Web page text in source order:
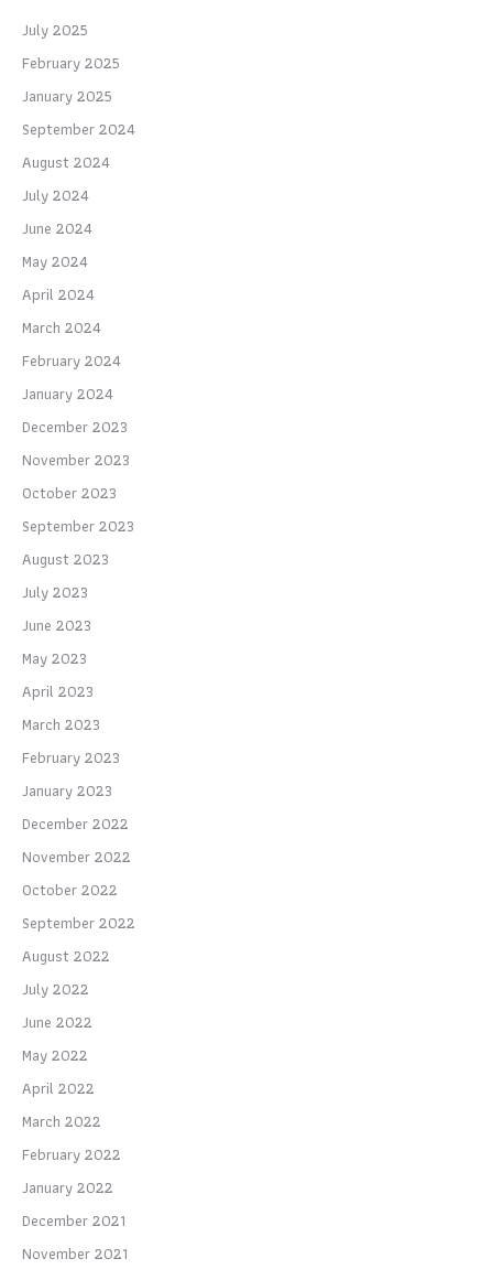
July 2025
February 2025
January 2025
September 2024
August 2024
July 2024
June 2024
May 2024
April 2024
March 2024
February 2024
January 2024
December 2023
November 2023
October 2023
September 2023
August 2023
July 2023
June 2023
May 2023
April 2023
March 2023
February 2023
January 2023
December 2022
November 2022
October 2022
September 2022
August 2022
July 2022
June 2022
May 2022
April 2022
March 2022
February 2022
January 2022
December 2021
November 2021